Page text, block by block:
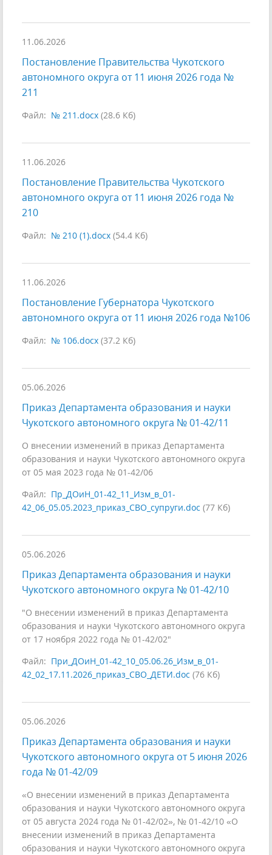
11.06.2026
Постановление Правительства Чукотского
автономного округа от 11 июня 2026 года №
211
Файл: № 211.docx (28.6 Кб)
11.06.2026
Постановление Правительства Чукотского
автономного округа от 11 июня 2026 года №
210
Файл: № 210 (1).docx (54.4 Кб)
11.06.2026
Постановление Губернатора Чукотского
автономного округа от 11 июня 2026 года №106
Файл: № 106.docx (37.2 Кб)
05.06.2026
Приказ Департамента образования и науки
Чукотского автономного округа № 01-42/11
О внесении изменений в приказ Департамента
образования и науки Чукотского автономного округа
от 05 мая 2023 года № 01-42/06
Файл: Пр_ДОиН_01-42_11_Изм_в_01-
42_06_05.05.2023_приказ_СВО_супруги.doc (77 Кб)
05.06.2026
Приказ Департамента образования и науки
Чукотского автономного округа № 01-42/10
"О внесении изменений в приказ Департамента
образования и науки Чукотского автономного округа
от 17 ноября 2022 года № 01-42/02"
Файл: При_ДОиН_01-42_10_05.06.26_Изм_в_01-
42_02_17.11.2026_приказ_СВО_ДЕТИ.doc (76 Кб)
05.06.2026
Приказ Департамента образования и науки
Чукотского автономного округа от 5 июня 2026
года № 01-42/09
«О внесении изменений в приказ Департамента
образования и науки Чукотского автономного округа
от 05 августа 2024 года № 01-42/02», № 01-42/10 «О
внесении изменений в приказ Департамента
образования и науки Чукотского автономного округа